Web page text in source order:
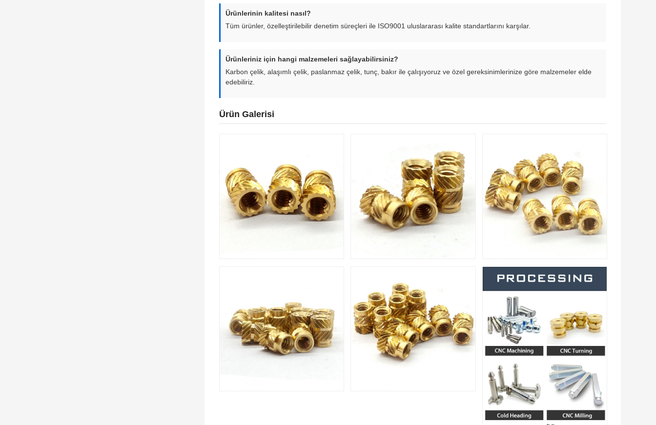
Ürünlerinin kalitesi nasıl?
Tüm ürünler, özelleştirilebilir denetim süreçleri ile ISO9001 uluslararası kalite standartlarını karşılar.
Ürünleriniz için hangi malzemeleri sağlayabilirsiniz?
Karbon çelik, alaşımlı çelik, paslanmaz çelik, tunç, bakır ile çalışıyoruz ve özel gereksinimlerinize göre malzemeler elde
edebiliriz.
Ürün Galerisi